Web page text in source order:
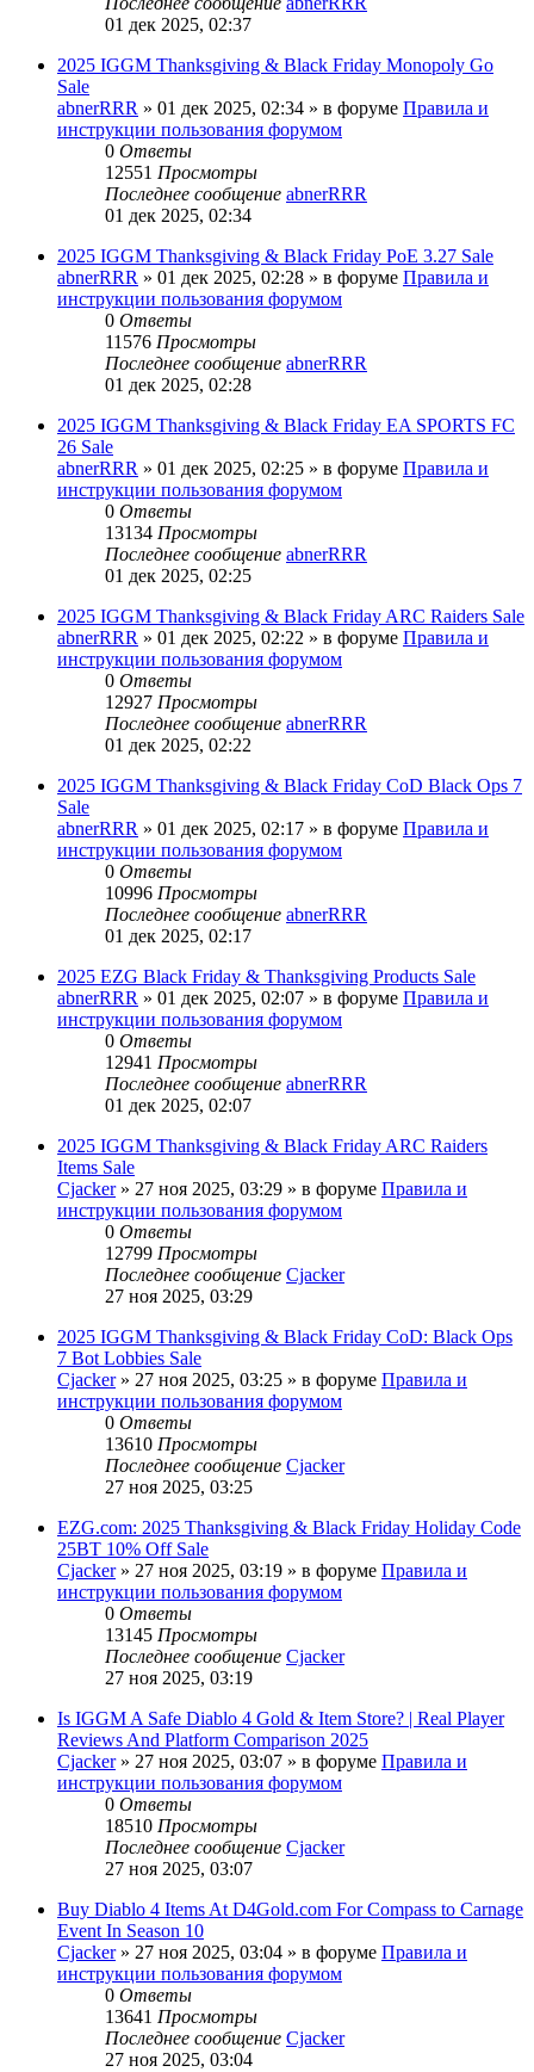
01 дек 2025, 02:37
2025 IGGM Thanksgiving & Black Friday Monopoly Go
Sale
abnerRRR » 01 дек 2025, 02:34 » в форуме Правила и
инструкции пользования форумом
0 Ответы
12551 Просмотры
Последнее сообщение abnerRRR
01 дек 2025, 02:34
2025 IGGM Thanksgiving & Black Friday PoE 3.27 Sale
abnerRRR » 01 дек 2025, 02:28 » в форуме Правила и
инструкции пользования форумом
0 Ответы
11576 Просмотры
Последнее сообщение abnerRRR
01 дек 2025, 02:28
2025 IGGM Thanksgiving & Black Friday EA SPORTS FC
26 Sale
abnerRRR » 01 дек 2025, 02:25 » в форуме Правила и
инструкции пользования форумом
0 Ответы
13134 Просмотры
Последнее сообщение abnerRRR
01 дек 2025, 02:25
2025 IGGM Thanksgiving & Black Friday ARC Raiders Sale
abnerRRR » 01 дек 2025, 02:22 » в форуме Правила и
инструкции пользования форумом
0 Ответы
12927 Просмотры
Последнее сообщение abnerRRR
01 дек 2025, 02:22
2025 IGGM Thanksgiving & Black Friday CoD Black Ops 7
Sale
abnerRRR » 01 дек 2025, 02:17 » в форуме Правила и
инструкции пользования форумом
0 Ответы
10996 Просмотры
Последнее сообщение abnerRRR
01 дек 2025, 02:17
2025 EZG Black Friday & Thanksgiving Products Sale
abnerRRR » 01 дек 2025, 02:07 » в форуме Правила и
инструкции пользования форумом
0 Ответы
12941 Просмотры
Последнее сообщение abnerRRR
01 дек 2025, 02:07
2025 IGGM Thanksgiving & Black Friday ARC Raiders
Items Sale
Cjacker» 27 ноя 2025, 03:29 » в форуме Правила и
инструкции пользования форумом
0 Ответы
12799 Просмотры
Последнее сообщение Cjacker
27 ноя 2025, 03:29
2025 IGGM Thanksgiving & Black Friday CoD: Black Ops
7 Bot Lobbies Sale
Cjacker» 27 ноя 2025, 03:25 » в форуме Правила и
инструкции пользования форумом
0 Ответы
13610 Просмотры
Последнее сообщение Cjacker
27 ноя 2025, 03:25
EZG.com: 2025 Thanksgiving & Black Friday Holiday Code
25BT 10% Off Sale
Cjacker» 27 ноя 2025, 03:19 » в форуме Правила и
инструкции пользования форумом
0 Ответы
13145 Просмотры
Последнее сообщение Cjacker
27 ноя 2025, 03:19
Is IGGM A Safe Diablo 4 Gold & Item Store? | Real Player
Reviews And Platform Comparison 2025
Cjacker» 27 ноя 2025, 03:07 » в форуме Правила и
инструкции пользования форумом
0 Ответы
18510 Просмотры
Последнее сообщение Cjacker
27 ноя 2025, 03:07
Buy Diablo 4 Items At D4Gold.com For Compass to Carnage
Event In Season 10
Cjacker» 27 ноя 2025, 03:04 » в форуме Правила и
инструкции пользования форумом
0 Ответы
13641 Просмотры
Последнее сообщение Cjacker
27 ноя 2025, 03:04